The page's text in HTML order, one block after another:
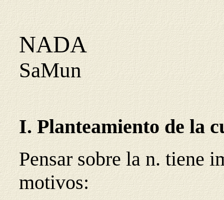
NADA
SaMun
I. Planteamiento de la
Pensar sobre la n. tiene
motivos: